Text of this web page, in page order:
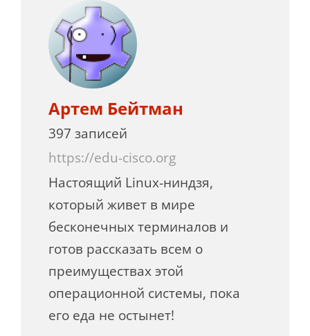
Артем Бейтман
397 записей
https://edu-cisco.org
Настоящий Linux-ниндзя,
который живет в мире
бесконечных терминалов и
готов рассказать всем о
преимуществах этой
операционной системы, пока
его еда не остынет!